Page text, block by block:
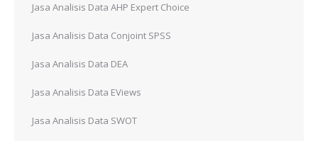
Jasa Analisis Data AHP Expert Choice
Jasa Analisis Data Conjoint SPSS
Jasa Analisis Data DEA
Jasa Analisis Data EViews
Jasa Analisis Data SWOT